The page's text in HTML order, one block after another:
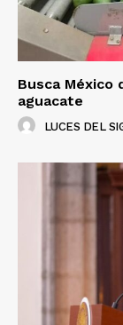
Busca México
aguacate
LUCES DEL